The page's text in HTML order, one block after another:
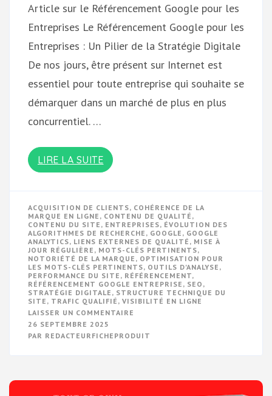
Article sur le Référencement Google pour les
Entreprises Le Référencement Google pour les
Entreprises : Un Pilier de la Stratégie Digitale
De nos jours, être présent sur Internet est
essentiel pour toute entreprise qui souhaite se
démarquer dans un marché de plus en plus
concurrentiel. …
LIRE LA SUITE
ACQUISITION DE CLIENTS, COHÉRENCE DE LA
MARQUE EN LIGNE , CONTENU DE QUALITÉ ,
CONTENU DU SITE , ENTREPRISES, ÉVOLUTION DES
ALGORITHMES DE RECHERCHE , GOOGLE , GOOGLE
ANALYTICS, LIENS EXTERNES DE QUALITÉ , MISE À
JOUR RÉGULIÈRE , MOTS-CLÉS PERTINENTS,
NOTORIÉTÉ DE LA MARQUE , OPTIMISATION POUR
LES MOTS-CLÉS PERTINENTS, OUTILS D'ANALYSE ,
PERFORMANCE DU SITE , RÉFÉRENCEMENT,
RÉFÉRENCEMENT GOOGLE ENTREPRISE , SEO ,
STRATÉGIE DIGITALE , STRUCTURE TECHNIQUE DU
SITE , TRAFIC QUALIFIÉ , VISIBILITÉ EN LIGNE
LAISSER UN COMMENTAIRE
RÉFÉRENCEMENT
26 SEPTEMBRE 2025
PAR REDACTEURFICHEPRODUIT